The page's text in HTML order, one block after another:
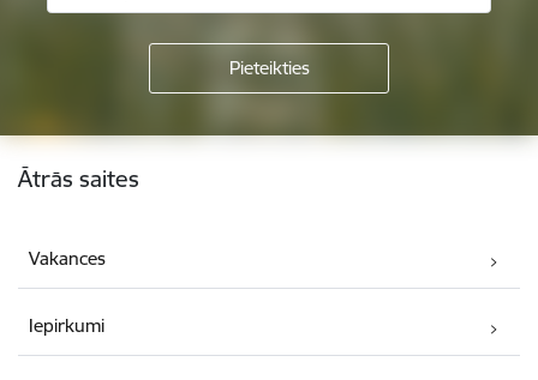
Kājene
Ātrās saites
Vakances
Iepirkumi